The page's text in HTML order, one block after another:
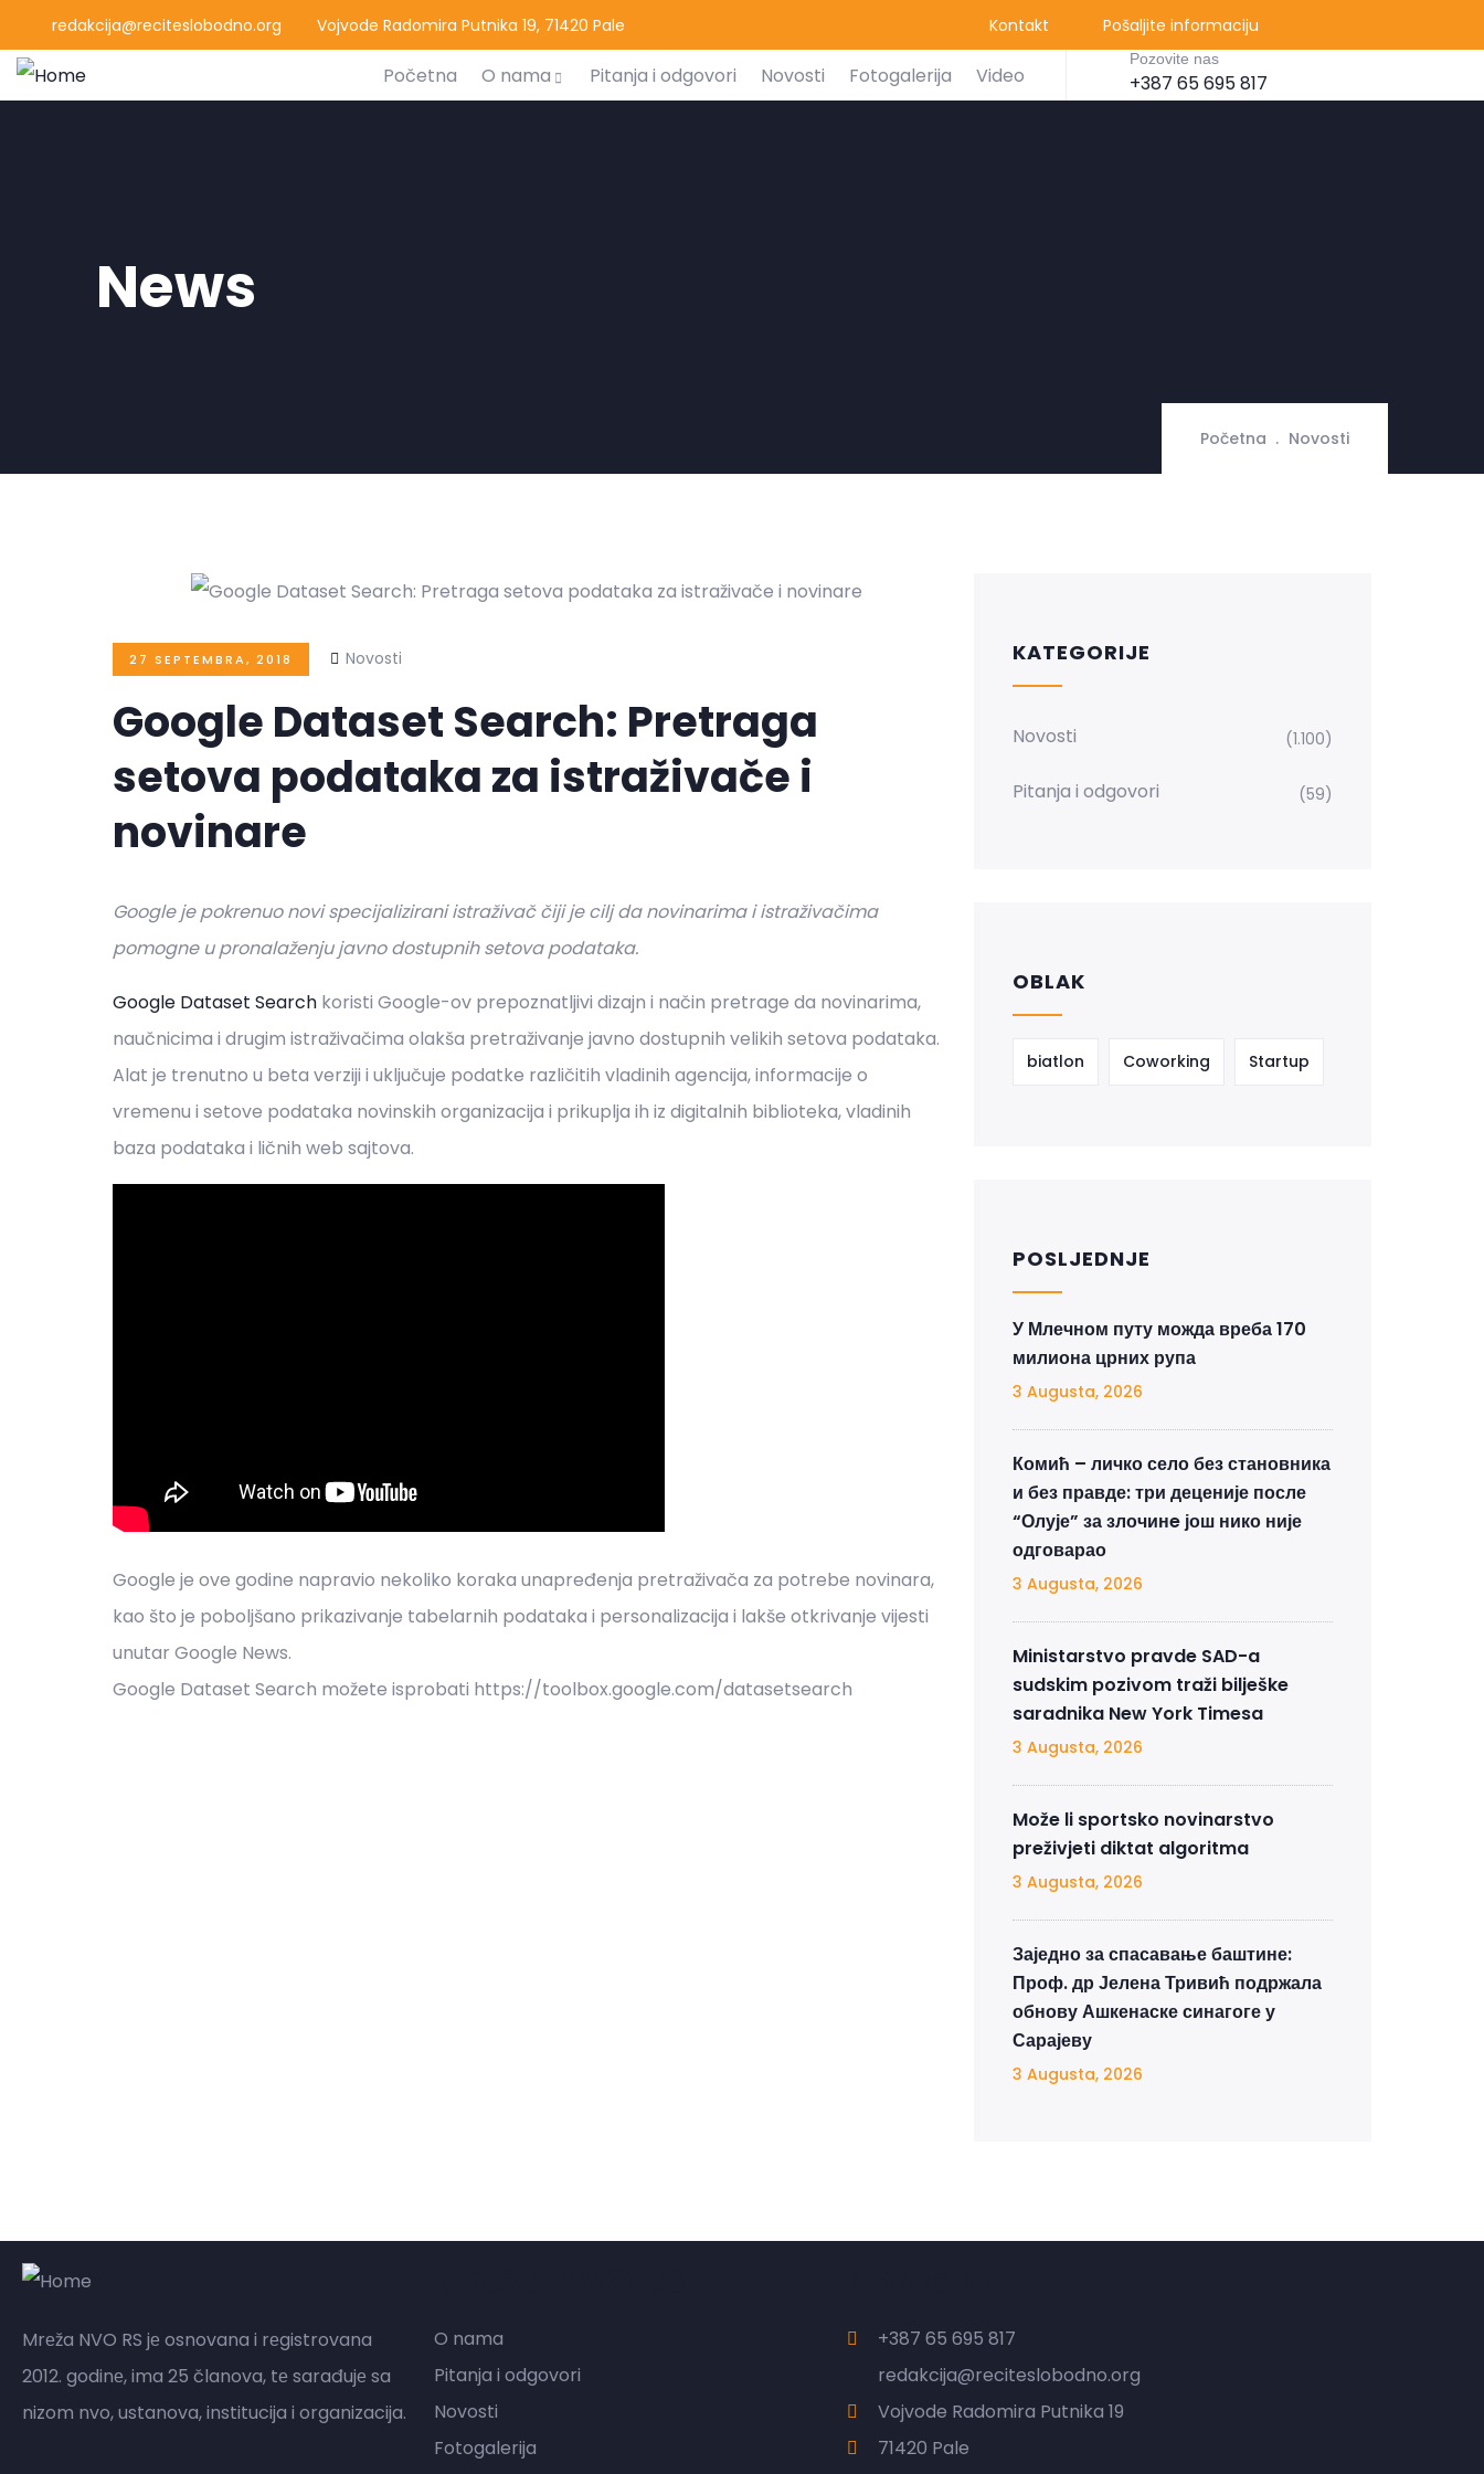
redakcija@reciteslobodno.org Vojvode Radomira Putnika 19, 71420 Pale Pošaljite informaciju
Kontakt
Početna O nama Pitanja i odgovori Novosti Fotogalerija Video
Pozovite nas
+387 65 695 817
News
Početna Novosti
27 SEPTEMBRA, 2018 Novosti
Google Dataset Search: Pretraga
setova podataka za istraživače i
novinare
Google je pokrenuo novi specijalizirani istraživač čiji je cilj da novinarima i istraživačima
pomogne u pronalaženju javno dostupnih setova podataka.
Google Dataset Search koristi Google-ov prepoznatljivi dizajn i način pretrage da novinarima,
naučnicima i drugim istraživačima olakša pretraživanje javno dostupnih velikih setova podataka.
Alat je trenutno u beta verziji i uključuje podatke različitih vladinih agencija, informacije o
vremenu i setove podataka novinskih organizacija i prikuplja ih iz digitalnih biblioteka, vladinih
baza podataka i ličnih web sajtova.
Google je ove godine napravio nekoliko koraka unapređenja pretraživača za potrebe novinara,
kao što je poboljšano prikazivanje tabelarnih podataka i personalizacija i lakše otkrivanje vijesti
unutar Google News.
Google Dataset Search možete isprobati https://toolbox.google.com/datasetsearch
KATEGORIJE
Novosti (1.100)
Pitanja i odgovori (59)
OBLAK
biatlon Coworking Startup
POSLJEDNJE
У Млечном путу можда вреба 170
милиона црних рупа
3 Augusta, 2026
Комић – личко село без становника
и без правде: три деценије после
“Олује” за злочинe још нико није
одговарао
3 Augusta, 2026
Ministarstvo pravde SAD-a
sudskim pozivom traži bilješke
saradnika New York Timesa
3 Augusta, 2026
Može li sportsko novinarstvo
preživjeti diktat algoritma
3 Augusta, 2026
Заједно за спасавање баштине:
Проф. др Јелена Тривић подржала
обнову Ашкенаске синагоге у
Сарајеву
3 Augusta, 2026
Mrеža NVO RS jе osnovana i rеgistrovana
2012. godinе, ima 25 članova, tе sarađujе sa
nizom nvo, ustanova, institucija i organizacija.
O nama
Pitanja i odgovori
Novosti
Fotogalerija
+387 65 695 817
redakcija@reciteslobodno.org
Vojvode Radomira Putnika 19
71420 Pale